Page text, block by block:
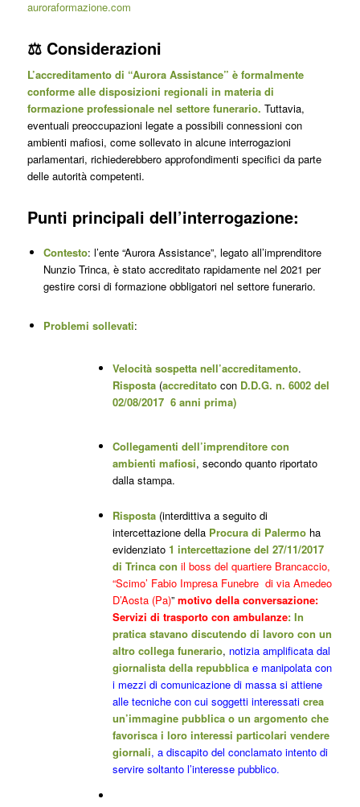
auroraformazione.com
⚖️ Considerazioni
L’accreditamento di “Aurora Assistance” è formalmente
conforme alle disposizioni regionali in materia di
formazione professionale nel settore funerario. Tuttavia,
eventuali preoccupazioni legate a possibili connessioni con
ambienti mafiosi, come sollevato in alcune interrogazioni
parlamentari, richiederebbero approfondimenti specifici da parte
delle autorità competenti.
Punti principali dell’interrogazione:
Contesto: l’ente “Aurora Assistance”, legato all’imprenditore
Nunzio Trinca, è stato accreditato rapidamente nel 2021 per
gestire corsi di formazione obbligatori nel settore funerario.
Problemi sollevati:
Velocità sospetta nell’accreditamento.
Risposta(accreditatocon D.D.G. n. 6002 del
02/08/2017 6 anni prima)
Collegamenti dell’imprenditore con
ambienti mafiosi, secondo quanto riportato
dalla stampa.
Risposta(interdittiva a seguito di
intercettazione della Procura di Palermoha
evidenziato 1 intercettazione del 27/11/2017
di Trinca con il boss del quartiere Brancaccio,
“Scimo’ Fabio Impresa Funebre di via Amedeo
D’Aosta (Pa)” motivo della conversazione:
Servizi di trasporto con ambulanze: In
pratica stavano discutendo di lavoro con un
altro collega funerario, notizia amplificata dal
giornalista della repubblicae manipolata con
i mezzi di comunicazione di massa si attiene
alle tecniche con cui soggetti interessati crea
un’immagine pubblica o un argomento che
favorisca i loro interessi particolari vendere
giornali, a discapito del conclamato intento di
servire soltanto l’interesse pubblico.